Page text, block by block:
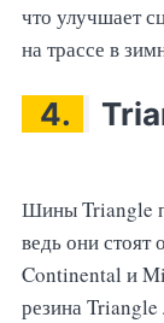
что улучшает
на трассе в
4.
Шины Triangle
ведь они стоят
Continental и
резина Triangle